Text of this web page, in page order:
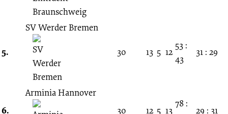
5.
SV Werder Bremen
30 13 5 12
53 :
43
31 : 29
6.
Arminia Hannover
30
12 5 13
78 :
29 : 31